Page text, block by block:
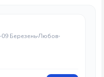
09 БерезеньЛюбов